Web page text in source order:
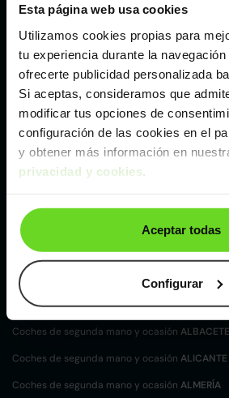
Esta página web usa cookies
Utilizamos cookies propias para
tu experiencia durante la
ofrecerte publicidad personalizada
Si aceptas, consideramos que
modificar tus opciones de
configuración de las cookies en el
y obtener más información en
privacidad y cookies
Aceptar todas
Configurar
Málaga
Valencia
Zaragoza
ocasión
Volkswagen Passat de segunda mano y ocasión
Coches de segunda mano y
localización
Coches de segunda mano y ocasión ALBACETE
Coches de segunda mano y ocasión ALICANTE
Coches de segunda mano y ocasión ALMERÍA